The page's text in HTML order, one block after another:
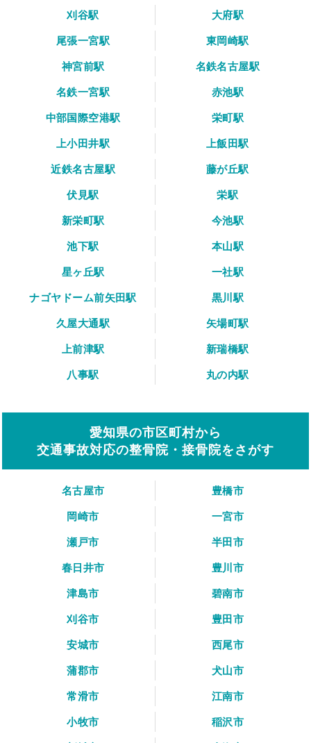
刈谷駅
大府駅
尾張一宮駅
東岡崎駅
神宮前駅
名鉄名古屋駅
名鉄一宮駅
赤池駅
中部国際空港駅
栄町駅
上小田井駅
上飯田駅
近鉄名古屋駅
藤が丘駅
伏見駅
栄駅
新栄町駅
今池駅
池下駅
本山駅
星ヶ丘駅
一社駅
ナゴヤドーム前矢田駅
黒川駅
久屋大通駅
矢場町駅
上前津駅
新瑞橋駅
八事駅
丸の内駅
愛知県の市区町村から
交通事故対応の整骨院・接骨院をさがす
名古屋市
豊橋市
岡崎市
一宮市
瀬戸市
半田市
春日井市
豊川市
津島市
碧南市
刈谷市
豊田市
安城市
西尾市
蒲郡市
犬山市
常滑市
江南市
小牧市
稲沢市